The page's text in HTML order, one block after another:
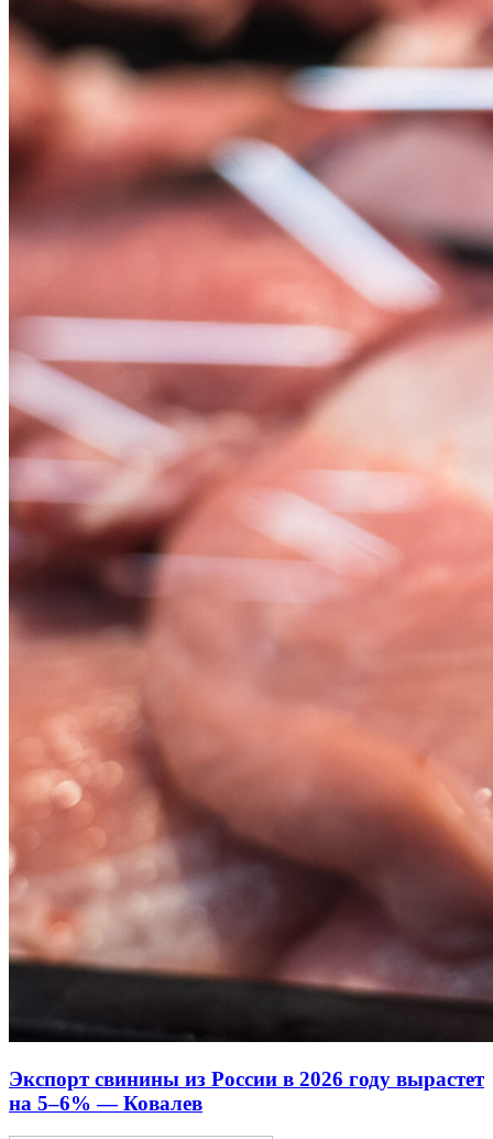
Экспорт свинины из России в 2026 году вырастет
на 5–6% — Ковалев